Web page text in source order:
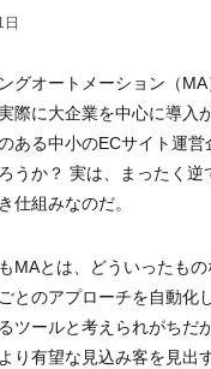
ングオートメーション（
際に大企業を中心に導入
ある中小のECサイト運
うか？ 実は、まったく
仕組みなのだ。
MAとは、どういったも
とのアプローチを自動化
ツールと考えられがちだ
り有望な見込み客を見出